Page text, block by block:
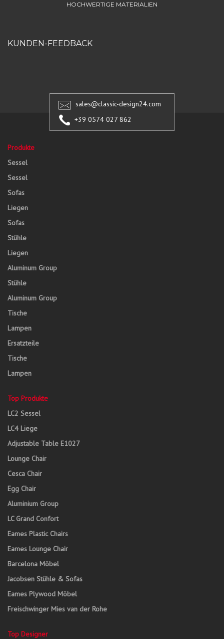
HOCHWERTIGE MATERIALIEN
KUNDEN-FEEDBACK
sales@classic-design24.com
+39 0574 027 862
Produkte
Sessel
Sessel
Sofas
Liegen
Sofas
Stühle
Liegen
Aluminum Group
Stühle
Aluminum Group
Tische
Lampen
Ersatzteile
Tische
Lampen
Top Produkte
LC2 Sessel
LC4 Liege
Adjustable Table E1027
Lounge Chair
Cesca Chair
Egg Chair
Aluminium Group
LC Grand Confort
Eames Plastic Chairs
Eames Lounge Chair
Barcelona Möbel
Jacobsen Stühle & Sofas
Eames Plywood Möbel
Freischwinger Mies van der Rohe
Top Designer